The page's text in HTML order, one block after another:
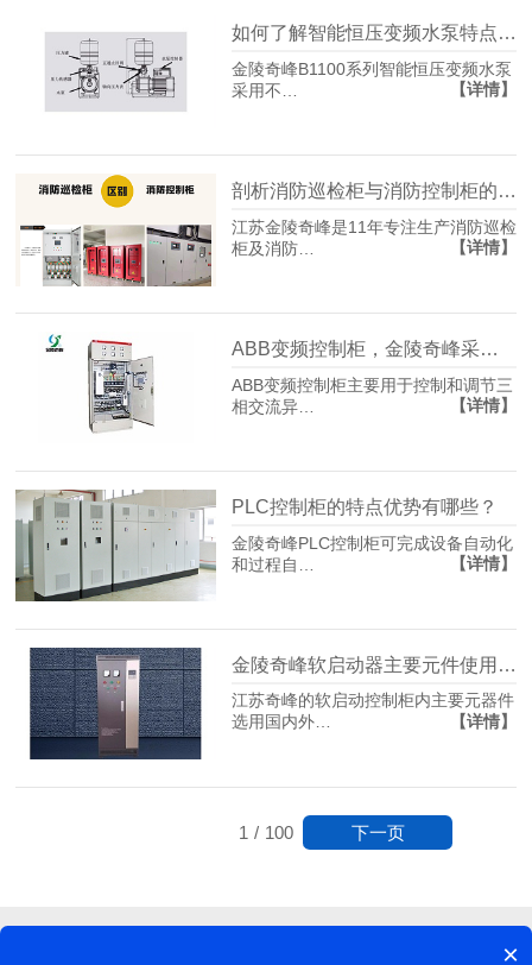
如何了解智能恒压变频水泵特点及优势？
金陵奇峰B1100系列智能恒压变频水泵
采用不…
【详情】
剖析消防巡检柜与消防控制柜的区别
江苏金陵奇峰是11年专注生产消防巡检
柜及消防…
【详情】
ABB变频控制柜，金陵奇峰采用国内外品牌的变频器质量有保证
ABB变频控制柜主要用于控制和调节三
相交流异…
【详情】
PLC控制柜的特点优势有哪些？
金陵奇峰PLC控制柜可完成设备自动化
和过程自…
【详情】
金陵奇峰软启动器主要元件使用品牌有哪些？
江苏奇峰的软启动控制柜内主要元器件
选用国内外…
【详情】
1 / 100 下一页
×